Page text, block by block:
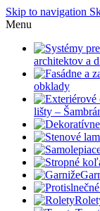
Skip to navigation
Menu
architektov a
obklady
lišty –